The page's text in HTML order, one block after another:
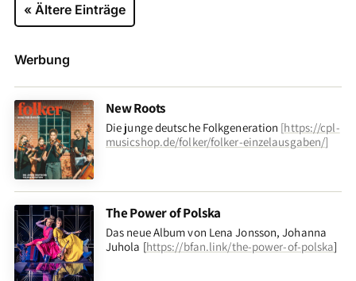
« Ältere Einträge
Werbung
New Roots
Die junge deutsche Folkgeneration [https://cpl-
musicshop.de/folker/folker-einzelausgaben/]
The Power of Polska
Das neue Album von Lena Jonsson, Johanna
Juhola [https://bfan.link/the-power-of-polska]